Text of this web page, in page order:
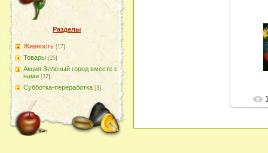
Разделы
Живность [17]
Товары [25]
Акция Зеленый город вместе с
нами [32]
Субботка-переработка [3]